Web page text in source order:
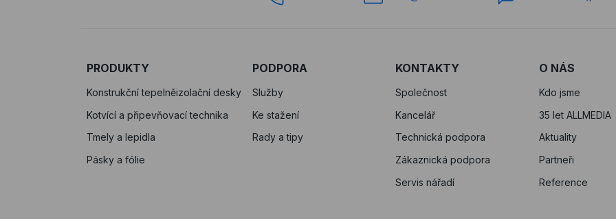
PRODUKTY
Konstrukční tepelněizolační desky
Kotvící a připevňovací technika
Tmely a lepidla
Pásky a fólie
PODPORA
Služby
Ke stažení
Rady a tipy
KONTAKTY
Společnost
Kancelář
Technická podpora
Zákaznická podpora
Servis nářadí
O NÁS
Kdo jsme
35 let ALLMEDIA
Aktuality
Partneři
Reference